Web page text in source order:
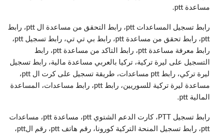
مساعدة ptt.
رابط تسجيل المساعدات ptt، رابط التحقق من مساعدة ال ptt، رابط
ptt، رابط تحقق من مساعدة ptt، رابط بي تي تي، رابط تسجيل ptt،
رابط معرفة مساعدة ptt، رابط التاكد من مساعدة ptt، رابط
التسجيل على ليرة تركية، تركيا بالعربي مساعدة مالية، رابط تسجيل
ليرة تركي، رابط ptt مساعدات، طريقة تسجيل على كرت ال ptt،
مساعدة ليرة تركية للسوريين، رابط ptt، رابط مساعدات، المساعدة
المالية ptt.
رابط تسجيل PTT، كارت الدعم الشتوي ptt، مساعدة ptt، مساعدات
ptt، رابط تسجيل المنحة التركية كورونا، رقم هاتف ptt، رقم الptt،